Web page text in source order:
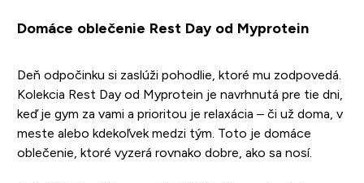
Domáce oblečenie Rest Day od Myprotein
Deň odpočinku si zaslúži pohodlie, ktoré mu zodpovedá.
Kolekcia Rest Day od Myprotein je navrhnutá pre tie dni,
keď je gym za vami a prioritou je relaxácia – či už doma, v
meste alebo kdekoľvek medzi tým. Toto je domáce
oblečenie, ktoré vyzerá rovnako dobre, ako sa nosí.